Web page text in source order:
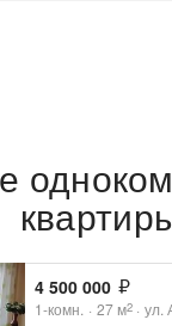
4 500 000
1-комн. 27 м2 ул.